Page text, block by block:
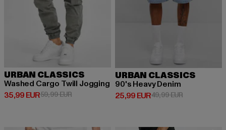
URBAN CLASSICS
Washed Cargo Twill Jogging
35,99 EUR
Derzeitiger Preis: 35,99 EUR
59,99 EURAktionspreis: 59,99 EUR
URBAN CLASSICS
90's Heavy Denim
25,99 EUR
Derzeitiger Preis: 25,99 EUR
49,99 EURAktionspreis: